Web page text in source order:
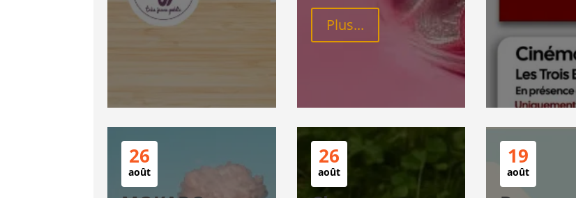
Plus...
26
août
26
août
19
août